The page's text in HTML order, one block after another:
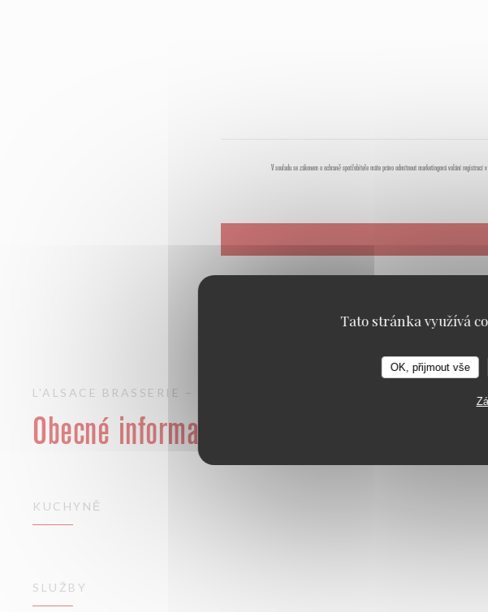
Tato stránka využívá
OK, přijmout vše
V souladu se zákonem o ochraně spotřebitele máte právo odmítnout marketingová volání registrací
L'ALSACE BRASSERIE – FRUITS DE MER A EMPORTER
Obecné informace
KUCHYNĚ
SLUŽBY